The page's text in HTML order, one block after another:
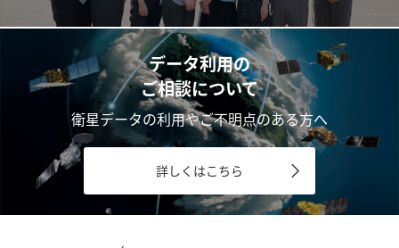
データ利用の
ご相談について
衛星データの利用やご不明点のある方へ
詳しくはこちら